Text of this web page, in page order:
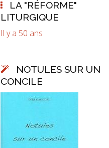
LA "RÉFORME"
LITURGIQUE
Il y a 50 ans
NOTULES SUR UN
CONCILE